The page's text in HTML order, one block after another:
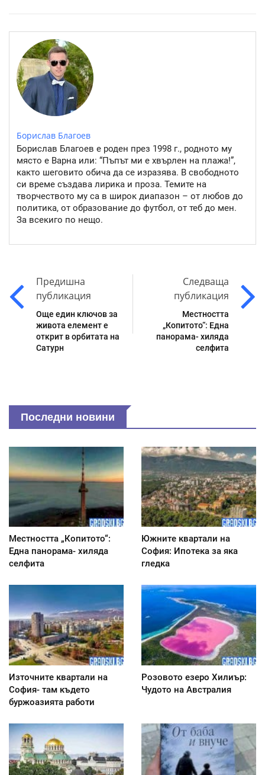
Борислав Благоев
Борислав Благоев е роден през 1998 г., родното му
място е Варна или: “Пъпът ми е хвърлен на плажа!”,
както шеговито обича да се изразява. В свободното
си време създава лирика и проза. Темите на
творчеството му са в широк диапазон – от любов до
политика, от образование до футбол, от теб до мен.
За всекиго по нещо.
Предишна
публикация
Още един ключов за
живота елемент е
открит в орбитата на
Сатурн
Следваща
публикация
Местността
„Копитото“: Една
панорама- хиляда
селфита
Последни новини
Местността „Копитото“:
Една панорама- хиляда
селфита
Южните квартали на
София: Ипотека за яка
гледка
Източните квартали на
София- там където
буржоазията работи
Розовото езеро Хилиър:
Чудото на Австралия